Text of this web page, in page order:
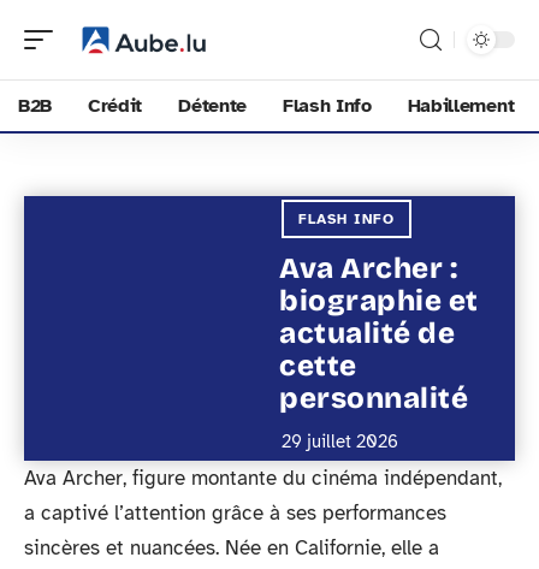
B2B Crédit Détente Flash Info Habillement
FLASH INFO
Ava Archer :
biographie et
actualité de
cette
personnalité
29 juillet 2026
Ava Archer, figure montante du cinéma indépendant,
a captivé l’attention grâce à ses performances
sincères et nuancées. Née en Californie, elle a